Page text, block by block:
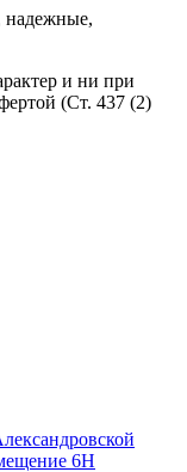
и ни при
(Ст. 437 (2)
6Н